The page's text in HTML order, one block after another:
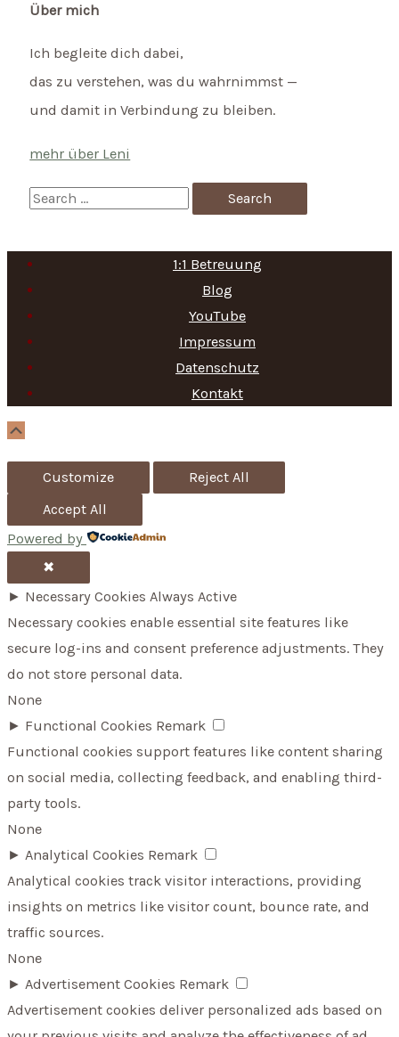
Über mich
Ich begleite dich dabei,
das zu verstehen, was du wahrnimmst —
und damit in Verbindung zu bleiben.
mehr über Leni
S
a
c
h
f
o
1:1 Betreuung
Blog
YouTube
Impressum
Datenschutz
Kontakt
Customize
Reject All
Accept All
Powered by
✖
► Necessary Cookies Always Active
Necessary cookies enable essential site features like
secure log-ins and consent preference adjustments. They
do not store personal data.
None
► Functional Cookies Remark
Functional cookies support features like content sharing
on social media, collecting feedback, and enabling third-
party tools.
None
► Analytical Cookies Remark
Analytical cookies track visitor interactions, providing
insights on metrics like visitor count, bounce rate, and
traffic sources.
None
► Advertisement Cookies Remark
Advertisement cookies deliver personalized ads based on